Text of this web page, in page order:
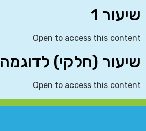
שיעור 1
Open to access this content
שיעור (חלקי) לדוגמה
Open to access this content